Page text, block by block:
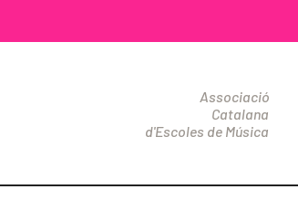
Associació
Catalana
d'Escoles de Música